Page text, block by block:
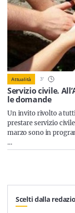
Cultura
Lavoro
Società
Economia
Sport
Sicilia
Servizio civile.
le domande
Attualità 3'
Un invito rivolto a
prestare servizio
marzo sono in
…
Scelti dalla